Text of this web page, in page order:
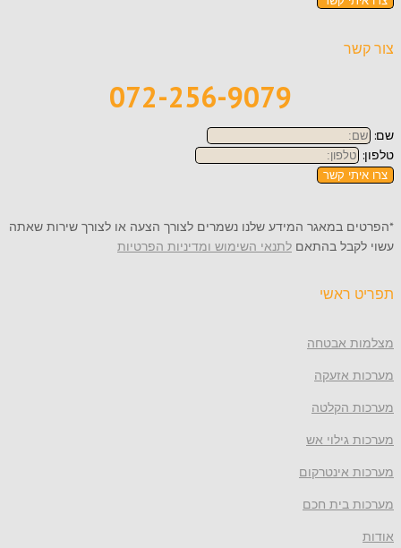
072-256-9079
קשר
במאגר המידע שלנו נשמרים לצורך הצעה או לצורך שירות שאתה
בהתאם לתנאי השימוש ומדיניות הפרטיות
ראשי
אבטחה
אזעקה
הקלטה
אש
אינטרקום
בית חכם